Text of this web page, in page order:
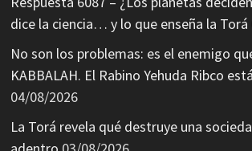
dice la ciencia… y lo que enseña la Torá
No son los problemas: es el enemigo
KABBALAH. El Rabino Yehuda Ribco
04/08/2026
La Torá revela qué destruye una